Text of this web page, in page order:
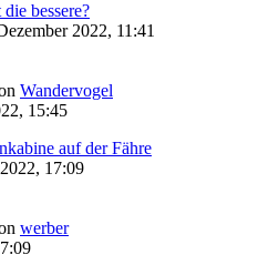
bessere?
2022, 11:41
Wandervogel
15:45
auf der Fähre
17:09
werber